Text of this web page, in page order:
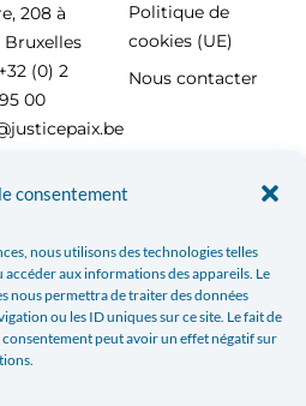
consentement
nous utilisons des technologies telles
aux informations des appareils. Le
nous permettra de traiter des données
ou les ID uniques sur ce site. Le fait de
peut avoir un effet négatif sur
208 à
Bruxelles
(0) 2
00
Politique de
cookies (UE)
Nous contacter